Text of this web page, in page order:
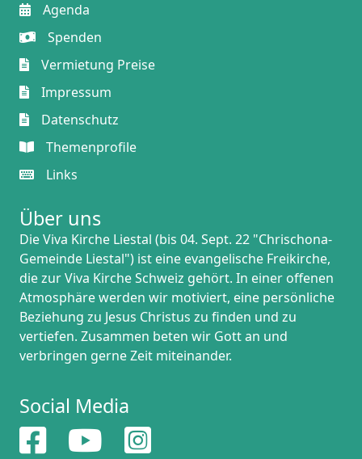
Agenda
Spenden
Vermietung Preise
Impressum
Datenschutz
Themenprofile
Links
Über uns
Die Viva Kirche Liestal (bis 04. Sept. 22 "Chrischona-
Gemeinde Liestal") ist eine evangelische Freikirche,
die zurViva Kirche Schweiz gehört. In einer offenen
Atmosphäre werden wir motiviert, eine persönliche
Beziehung zu Jesus Christus zu finden und zu
vertiefen. Zusammen beten wir Gott an und
verbringen gerne Zeit miteinander.
Social Media